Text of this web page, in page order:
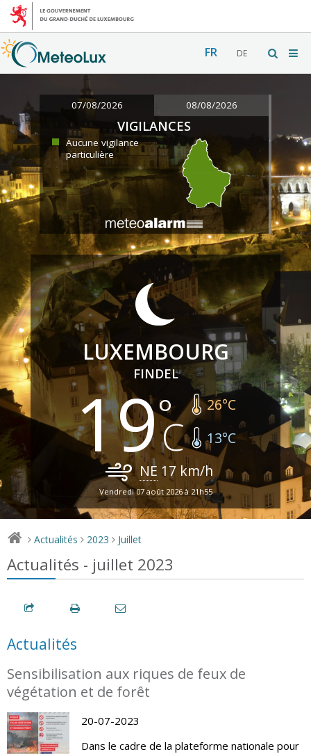
FR DE
07/08/2026 08/08/2026
VIGILANCES
Aucune vigilance
particulière
LUXEMBOURG
FINDEL
19 26°C
13°C
NE 17 km/h
Vendredi 07 août 2026 à 21h55
> Actualités > 2023 > Juillet
Actualités - juillet 2023
Actualités
Sensibilisation aux riques de feux de
végétation et de forêt
20-07-2023
Dans le cadre de la plateforme nationale pour